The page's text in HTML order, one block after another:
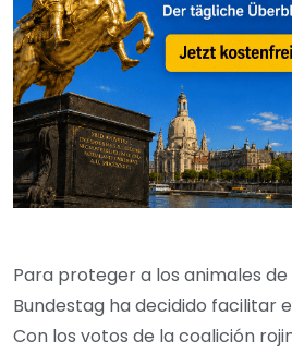
Para proteger a los animales
Bundestag ha decidido facilitar
Con los votos de la coalición